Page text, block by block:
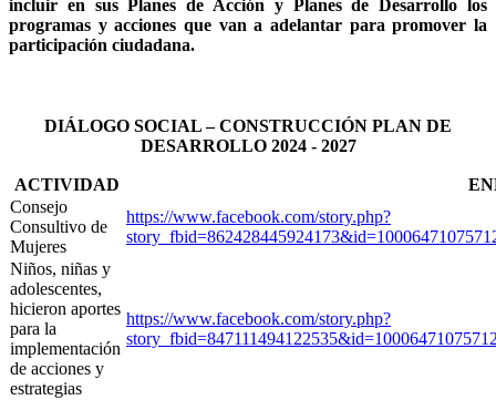
incluir en sus Planes de Acción y Planes de Desarrollo los
programas y acciones que van a adelantar para promover la
participación ciudadana.
DIÁLOGO SOCIAL – CONSTRUCCIÓN PLAN DE
DESARROLLO 2024 - 2027
ACTIVIDAD
Consejo
Consultivo de
Mujeres
https://www.facebook.com/story.php?
Niños, niñas y
adolescentes,
hicieron aportes
para la
implementación
de acciones y
estrategias
https://www.facebook.com/story.php?